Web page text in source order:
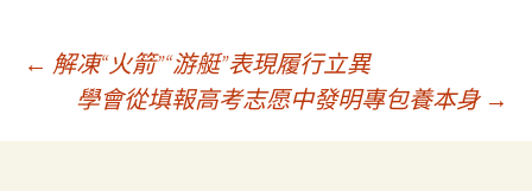
文
章
← 解凍“火箭”“游艇”表現履行立異
學會從填報高考志愿中發明專包養本身 →